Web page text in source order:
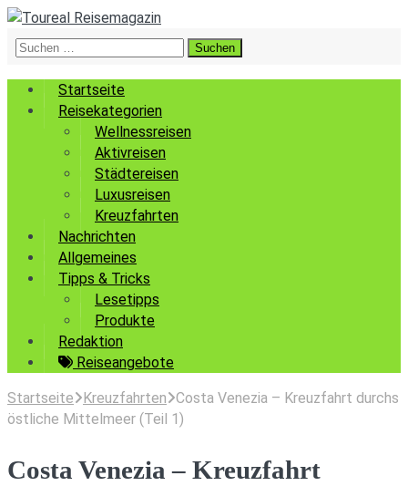
Suchen
Startseite
Reisekategorien
Wellnessreisen
Aktivreisen
Städtereisen
Luxusreisen
Kreuzfahrten
Nachrichten
Allgemeines
Tipps & Tricks
Lesetipps
Produkte
Redaktion
Reiseangebote
Startseite Kreuzfahrten Costa Venezia – Kreuzfahrt durchs
östliche Mittelmeer (Teil 1)
Costa Venezia – Kreuzfahrt